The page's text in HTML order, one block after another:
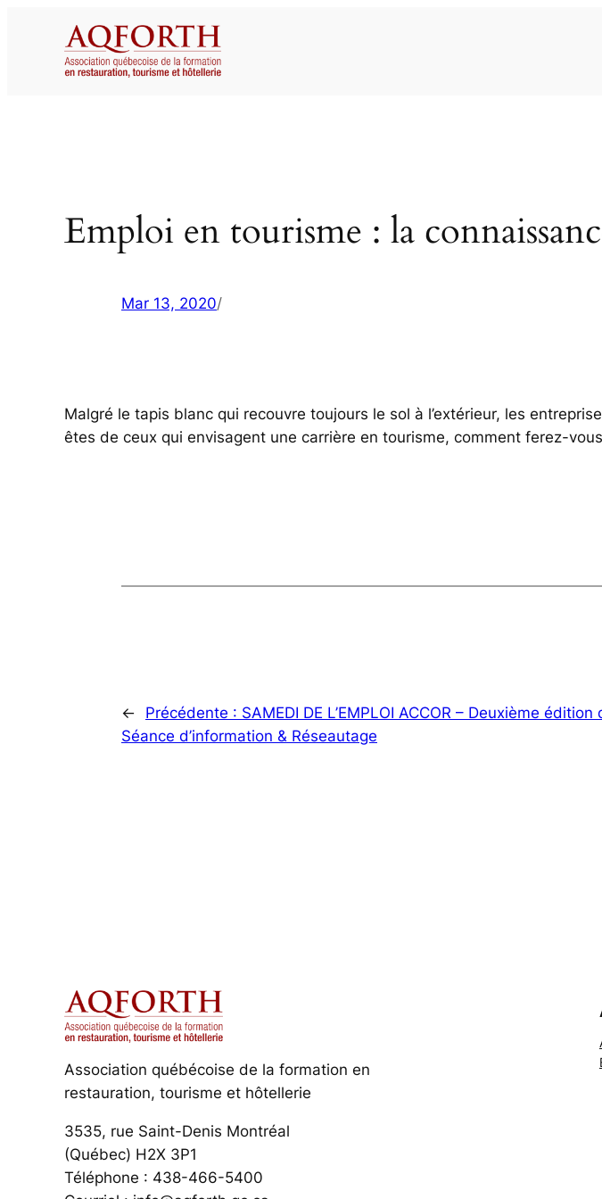
Emploi en tourisme : la
Mar 13, 2020/
Malgré le tapis blanc qui recouvre toujours le sol à l’extérieur, les
êtes de ceux qui envisagent une carrière en tourisme, comment ferez-
← Précédente : SAMEDI DE L’EMPLOI ACCOR – Deuxième édition
Séance d’information & Réseautage
Association québécoise de la formation en
restauration, tourisme et hôtellerie
3535, rue Saint-Denis Montréal
(Québec) H2X 3P1
Téléphone : 438-466-5400